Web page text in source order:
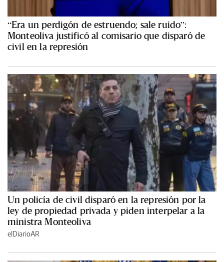
“Era un perdigón de estruendo; sale ruido”:
Monteoliva justificó al comisario que disparó de
civil en la represión
Un policía de civil disparó en la represión por la
ley de propiedad privada y piden interpelar a la
ministra Monteoliva
elDiarioAR